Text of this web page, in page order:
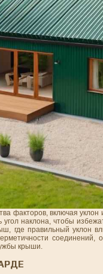
факторов, включая
наклона, чтобы
где правильный уклон
крыши.